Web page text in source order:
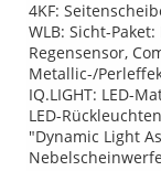
4KF:
WLB: Sicht-
Regensensor,
Metallic-/
IQ.LIGHT: LED-
LED-
"Dynamic Light